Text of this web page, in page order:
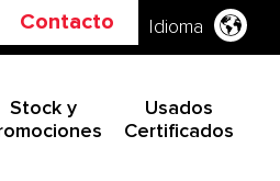
Contacto Idioma
Stock y
Usados
Certificados